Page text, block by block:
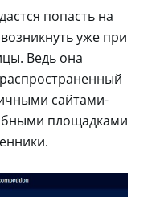
попасть на
уже при
Ведь она
сайтами-
площадками